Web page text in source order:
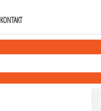
KONTAKT